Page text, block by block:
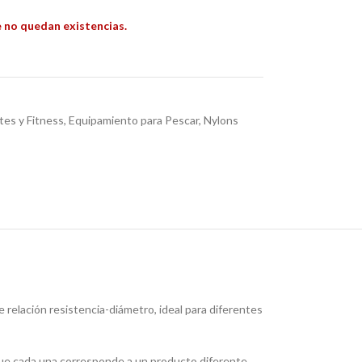
quedan existencias.
y Fitness, Equipamiento para Pescar, Nylons
relación resistencia-diámetro, ideal para diferentes